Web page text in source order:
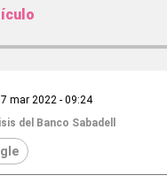
mar 2022 - 09:24
del Banco Sabadell